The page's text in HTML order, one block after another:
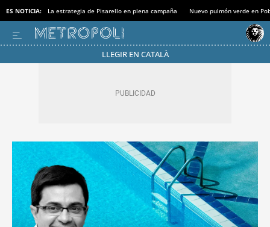
ES NOTICIA: La estrategia de Pisarello en plena campaña Nuevo pulmón verde en
LLEGIR EN CATALÀ